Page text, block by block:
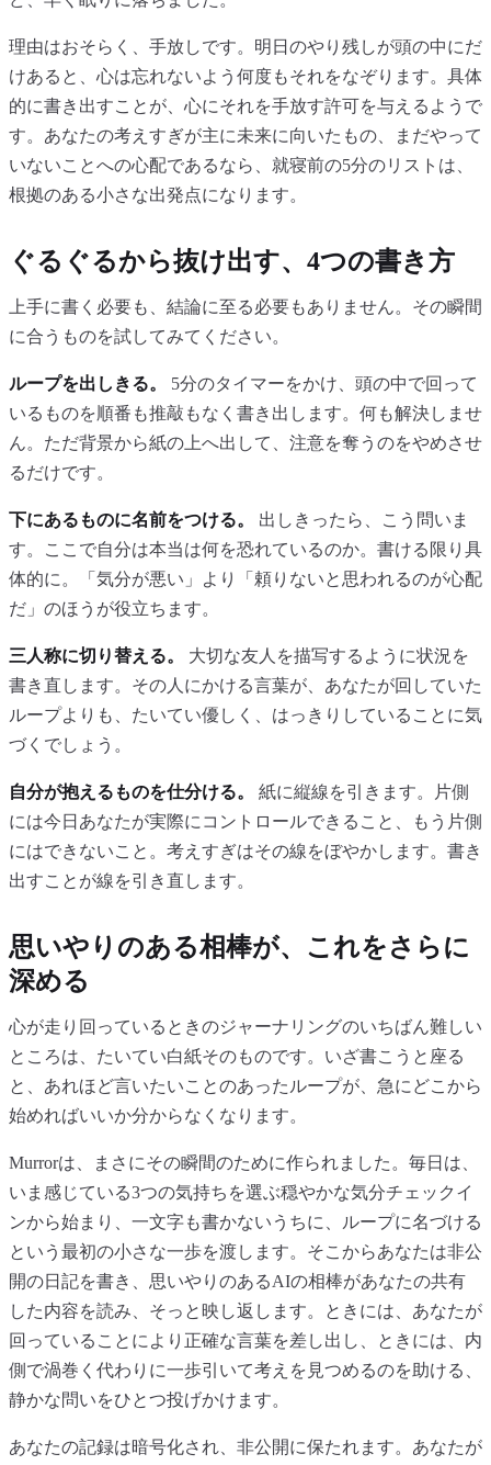
理由はおそらく、手放しです。明日のやり残しが頭の中にだ
けあると、心は忘れないよう何度もそれをなぞります。具体
的に書き出すことが、心にそれを手放す許可を与えるようで
す。あなたの考えすぎが主に未来に向いたもの、まだやって
いないことへの心配であるなら、就寝前の5分のリストは、
根拠のある小さな出発点になります。
ぐるぐるから抜け出す、4つの書き方
上手に書く必要も、結論に至る必要もありません。その瞬間
に合うものを試してみてください。
ループを出しきる。
5分のタイマーをかけ、頭の中で回って
いるものを順番も推敲もなく書き出します。何も解決しませ
ん。ただ背景から紙の上へ出して、注意を奪うのをやめさせ
るだけです。
下にあるものに名前をつける。
出しきったら、こう問いま
す。ここで自分は本当は何を恐れているのか。書ける限り具
体的に。「気分が悪い」より「頼りないと思われるのが心配
だ」のほうが役立ちます。
三人称に切り替える。
大切な友人を描写するように状況を
書き直します。その人にかける言葉が、あなたが回していた
ループよりも、たいてい優しく、はっきりしていることに気
づくでしょう。
自分が抱えるものを仕分ける。
紙に縦線を引きます。片側
には今日あなたが実際にコントロールできること、もう片側
にはできないこと。考えすぎはその線をぼやかします。書き
出すことが線を引き直します。
思いやりのある相棒が、これをさらに
深める
心が走り回っているときのジャーナリングのいちばん難しい
ところは、たいてい白紙そのものです。いざ書こうと座る
と、あれほど言いたいことのあったループが、急にどこから
始めればいいか分からなくなります。
Murrorは、まさにその瞬間のために作られました。毎日は、
いま感じている3つの気持ちを選ぶ穏やかな気分チェックイ
ンから始まり、一文字も書かないうちに、ループに名づける
という最初の小さな一歩を渡します。そこからあなたは非公
開の日記を書き、思いやりのあるAIの相棒があなたの共有
した内容を読み、そっと映し返します。ときには、あなたが
回っていることにより正確な言葉を差し出し、ときには、内
側で渦巻く代わりに一歩引いて考えを見つめるのを助ける、
静かな問いをひとつ投げかけます。
あなたの記録は暗号化され、非公開に保たれます。あなたが